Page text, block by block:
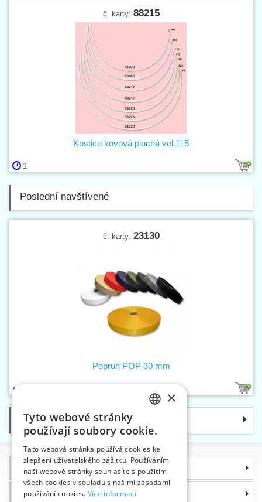
č. karty: 88215
1
Kostice kovová plochá vel.115
Poslední navštívené
č. karty: 23130
Popruh POP 30 mm
Kategorie
Informace
Proč si zvolit právě nás
ENGLISH
GERMAN
×
Tyto webové stránky
používají soubory cookie.
Tato webová stránka používá cookies ke
zlepšení uživatelského zážitku. Používáním
naší webové stránky souhlasíte s použitím
všech cookies v souladu s našimi zásadami
používání cookies. Více informací